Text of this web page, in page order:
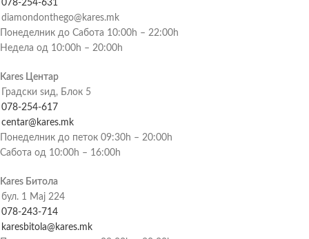
078-254-631
diamondonthego@kares.mk
Понеделник до Сабота 10:00h – 22:00h
Недела од 10:00h – 20:00h
Kares Центар
Градски ѕид, Блок 5
078-254-617
centar@kares.mk
Понеделник до петок 09:30h – 20:00h
Сабота од 10:00h – 16:00h
Kares Битола
бул. 1 Мај 224
078-243-714
karesbitola@kares.mk